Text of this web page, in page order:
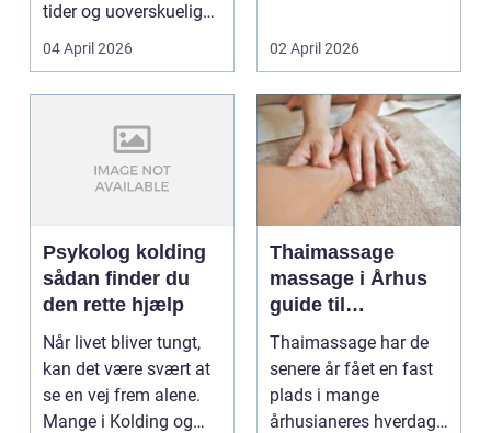
tider og uoverskuelige
priser. Samtidig ved
04 April 2026 02 April 2026
Psykolog kolding
sådan finder du
den rette hjælp
Når livet bliver tungt,
kan det være svært at
se en vej frem alene.
Mange i Kolding og
Thaimassage
massage i Århus
guide til
afslapning,
smidighed og
bedre velvære
Thaimassage har de
senere år fået en fast
plads i mange
århusianeres hverdag.